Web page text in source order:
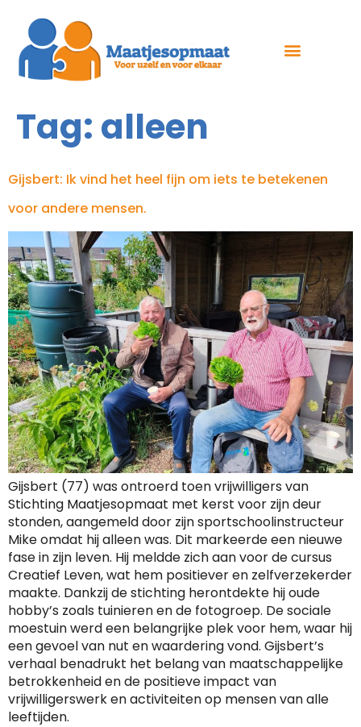
Tag: alleen
Gijsbert: Ik vind het heel fijn om iets te betekenen
voor andere mensen.
Gijsbert (77) was ontroerd toen vrijwilligers van
Stichting Maatjesopmaat met kerst voor zijn deur
stonden, aangemeld door zijn sportschoolinstructeur
Mike omdat hij alleen was. Dit markeerde een nieuwe
fase in zijn leven. Hij meldde zich aan voor de cursus
Creatief Leven, wat hem positiever en zelfverzekerder
maakte. Dankzij de stichting herontdekte hij oude
hobby’s zoals tuinieren en de fotogroep. De sociale
moestuin werd een belangrijke plek voor hem, waar hij
een gevoel van nut en waardering vond. Gijsbert’s
verhaal benadrukt het belang van maatschappelijke
betrokkenheid en de positieve impact van
vrijwilligerswerk en activiteiten op mensen van alle
leeftijden.